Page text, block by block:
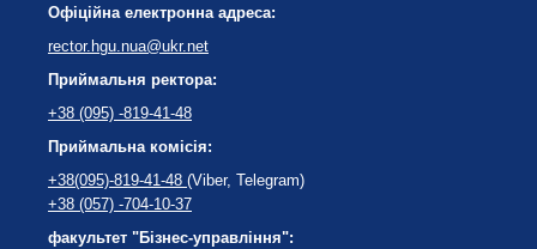
Офіційна електронна адреса:
rector.hgu.nua@ukr.net
Приймальня ректора:
+38 (095) -819-41-48
Приймальна комісія:
+38(095)-819-41-48 (Viber, Telegram)
+38 (057) -704-10-37
факультет "Бізнес-управління":